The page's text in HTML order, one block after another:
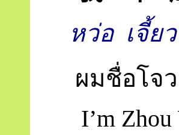
หว่อ เจี้ยว
ผมชื่อโจ
I’m